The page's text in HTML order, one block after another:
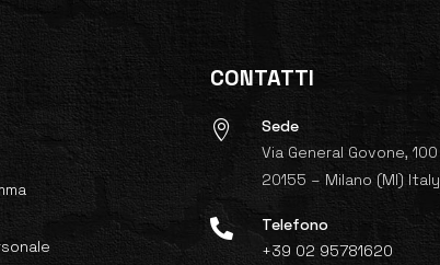
CONTATTI

Sede
Via General Govone, 100
20155 – Milano (MI) Italy

Telefono
+39 02 95781620